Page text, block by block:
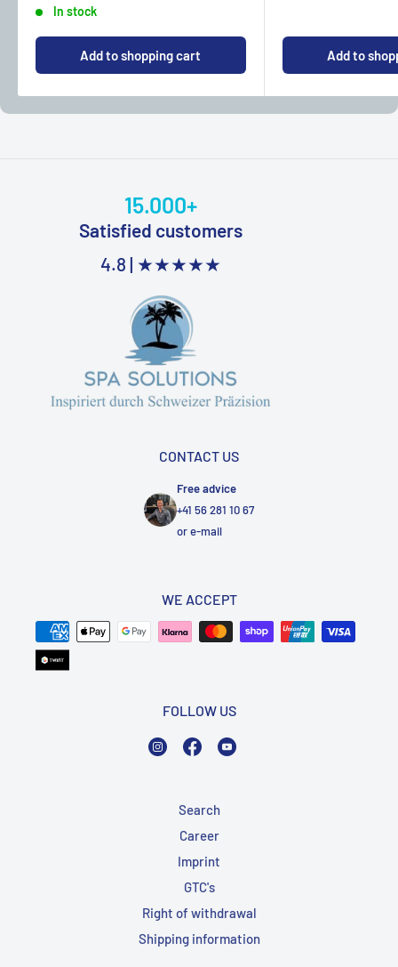
In stock
Add to shopping cart Add to
15.000+
Satisfied customers
4.8 | ★★★★★
CONTACT US
Free advice
+41 56 281 10 67
ore-mail
WE ACCEPT
FOLLOW US
InstagramFacebook
Search
Career
Imprint
GTC's
Right of withdrawal
Shipping information